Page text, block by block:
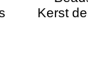
Kerst